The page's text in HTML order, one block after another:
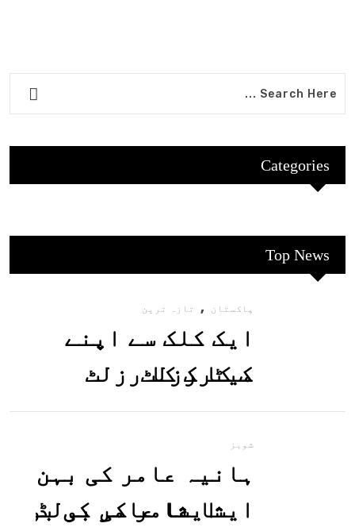
Categories
Top News
پاکستان , تازہ ترین
ایک کلک سے اپنے
میٹرک کا رزلٹ
معلوم کریں
شوبز
ہانیہ عامر کی بہن
ایشا عامر کی بولڈ